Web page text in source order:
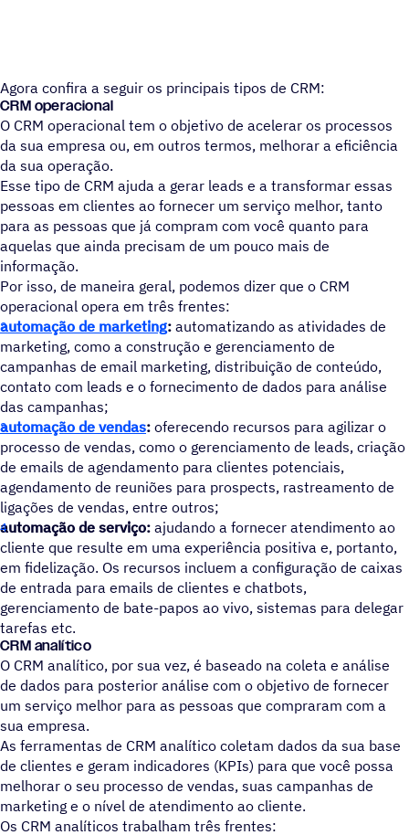
Agora confira a seguir os principais tipos de CRM:
CRM operacional
O CRM operacional tem o objetivo de acelerar os processos
da sua empresa ou, em outros termos, melhorar a eficiência
da sua operação.
Esse tipo de CRM ajuda a gerar leads e a transformar essas
pessoas em clientes ao fornecer um serviço melhor, tanto
para as pessoas que já compram com você quanto para
aquelas que ainda precisam de um pouco mais de
informação.
Por isso, de maneira geral, podemos dizer que o CRM
operacional opera em três frentes:
automação de marketing: automatizando as atividades de
marketing, como a construção e gerenciamento de
campanhas de email marketing, distribuição de conteúdo,
contato com leads e o fornecimento de dados para análise
das campanhas;
automação de vendas: oferecendo recursos para agilizar o
processo de vendas, como o gerenciamento de leads, criação
de emails de agendamento para clientes potenciais,
agendamento de reuniões para prospects, rastreamento de
ligações de vendas, entre outros;
automação de serviço: ajudando a fornecer atendimento ao
cliente que resulte em uma experiência positiva e, portanto,
em fidelização. Os recursos incluem a configuração de caixas
de entrada para emails de clientes e chatbots,
gerenciamento de bate-papos ao vivo, sistemas para delegar
tarefas etc.
CRM analítico
O CRM analítico, por sua vez, é baseado na coleta e análise
de dados para posterior análise com o objetivo de fornecer
um serviço melhor para as pessoas que compraram com a
sua empresa.
As ferramentas de CRM analítico coletam dados da sua base
de clientes e geram indicadores (KPIs) para que você possa
melhorar o seu processo de vendas, suas campanhas de
marketing e o nível de atendimento ao cliente.
Os CRM analíticos trabalham três frentes: